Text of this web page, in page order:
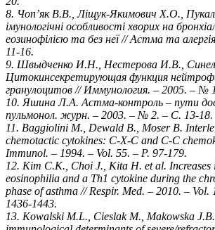
8. Чоп’як В.В., Ліщук-Якимович Х.О.,
імунологічні особливості хворих на
еозинофілією та без неї // Астма та
11-16.
9. Швыдченко И.Н., Нестерова И.В.,
Цитокинсекретирующая функция
гранулоцитов // Иммунология. – 2005. – №
10. Яшина Л.А. Астма-контроль – пути
пульмонол. журн. – 2003. – № 2. – С. 13-18.
11. Baggiolini M., Dewald B., Moser B.
chemotactic cytokines: C-X-C and C-C
Immunol. – 1994. – Vol. 55. – P. 97-179.
12. Kim C.K., Choi J., Kita H. et al. Increases
eosinophilia and a Th1 cytokine during the
phase of asthma // Respir. Med. – 2010. –
1436-1443.
13. Kowalski M.L., Cieslak M., Makowska